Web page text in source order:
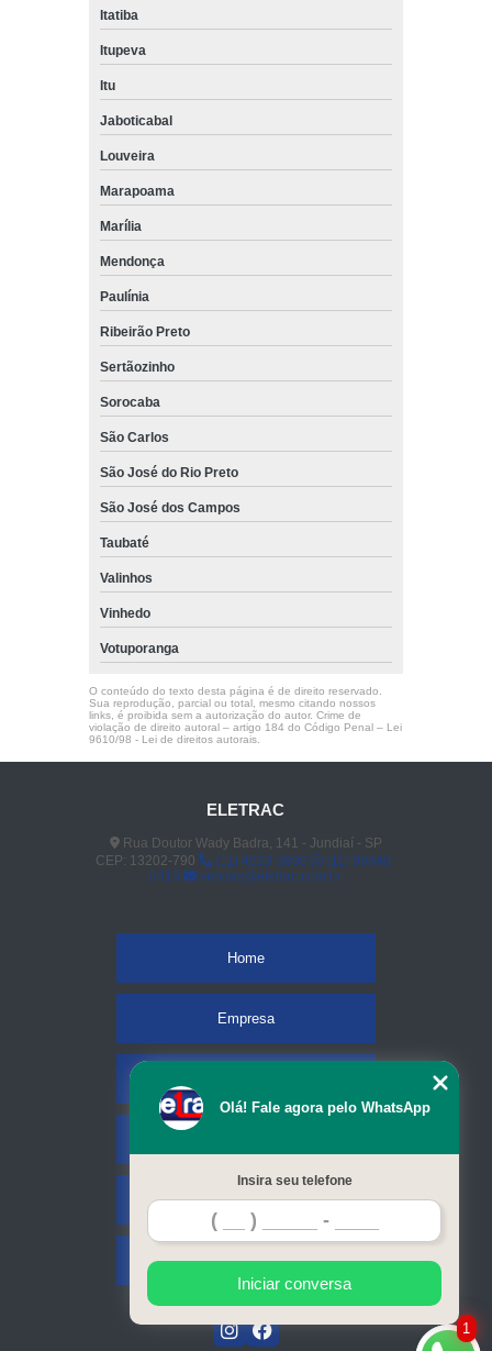
Itatiba
Itupeva
Itu
Jaboticabal
Louveira
Marapoama
Marília
Mendonça
Paulínia
Ribeirão Preto
Sertãozinho
Sorocaba
São Carlos
São José do Rio Preto
São José dos Campos
Taubaté
Valinhos
Vinhedo
Votuporanga
O conteúdo do texto desta página é de direito reservado.
Sua reprodução, parcial ou total, mesmo citando nossos
links, é proibida sem a autorização do autor. Crime de
violação de direito autoral – artigo 184 do Código Penal – Lei
9610/98 - Lei de direitos autorais.
ELETRAC
Rua Doutor Wady Badra, 141 - Jundiaí - SP
CEP: 13202-790
(11) 4523-3890
(11) 96848-
0413
vendas@eletrac.com.br
Home
Empresa
Contato
Mapa do site
1
Olá! Fale agora pelo WhatsApp
Insira seu telefone
Iniciar conversa